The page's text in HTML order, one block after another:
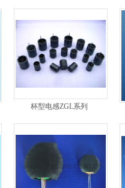
杯型电感ZGL系列